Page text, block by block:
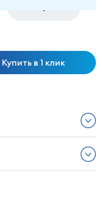
Купить в 1 клик